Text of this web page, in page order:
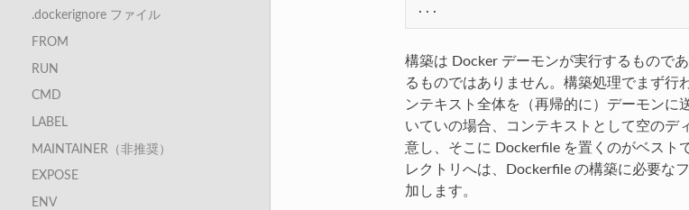
.dockerignore ファイル
FROM
RUN
CMD
LABEL
MAINTAINER（非推奨）
EXPOSE
ENV
構築は Docker デーモンが実行するもので
るものではありません。構築処理でまず行
ンテキスト全体を（再帰的に）デーモンに
いていの場合、コンテキストとして空のデ
意し、そこに Dockerfile を置くのがベスト
レクトリへは、Dockerfile の構築に必要な
加します。